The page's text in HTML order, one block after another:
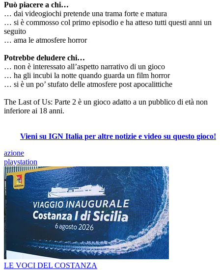
Può piacere a chi…
… dai videogiochi pretende una trama forte e matura
… si è commosso col primo episodio e ha atteso tutti questi anni un
seguito
… ama le atmosfere horror
Potrebbe deludere chi…
… non è interessato all’aspetto narrativo di un gioco
… ha gli incubi la notte quando guarda un film horror
… si è un po’ stufato delle atmosfere post apocalittiche
The Last of Us: Parte 2 è un gioco adatto a un pubblico di età non
inferiore ai 18 anni.
Vieni su IGN Italia per altre notizie e video su questo gioco!
azione
playstation
LE VOCI DEL COSTANZA